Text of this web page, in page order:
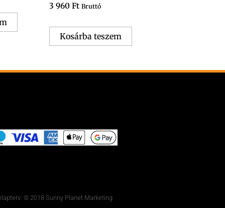
3 960 Ft Bruttó
Kosárba teszem
© 2018 Sunny Planet Marketing